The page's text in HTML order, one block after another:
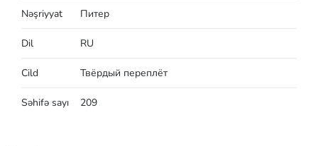
Nəşriyyat Питер
Dil RU
Cild Твёрдый переплёт
Səhifə sayı 209